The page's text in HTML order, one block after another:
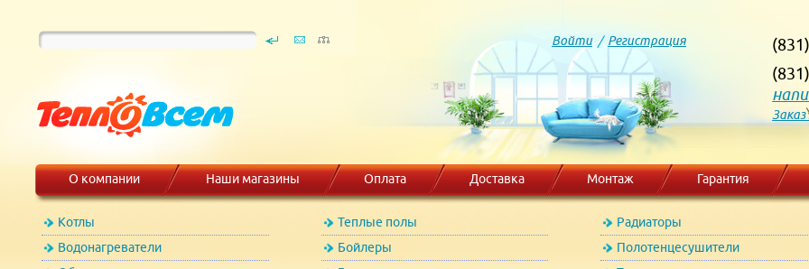
Войти/ Регистрация
Заказ
О компании Наши магазины Оплата Доставка Монтаж Гарантия
Котлы Теплые полы
Радиаторы
Водонагреватели
Бойлеры
Полотенцесушители